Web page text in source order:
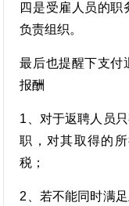
四是受雇人员的
负责组织。
最后也提醒下支付
报酬
1、对于返聘人员
职，对其取得的
税；
2、若不能同时满